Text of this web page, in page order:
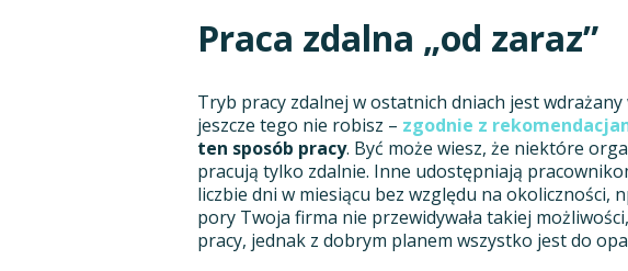
Praca zdalna „od zaraz”
Tryb pracy zdalnej w ostatnich dniach jest wdrażany
jeszcze tego nie robisz – zgodnie z
ten sposób pracy. Być może wiesz, że niektóre
pracują tylko zdalnie. Inne udostępniają
liczbie dni w miesiącu bez względu na okoliczności,
pory Twoja firma nie przewidywała takiej
pracy, jednak z dobrym planem wszystko jest do